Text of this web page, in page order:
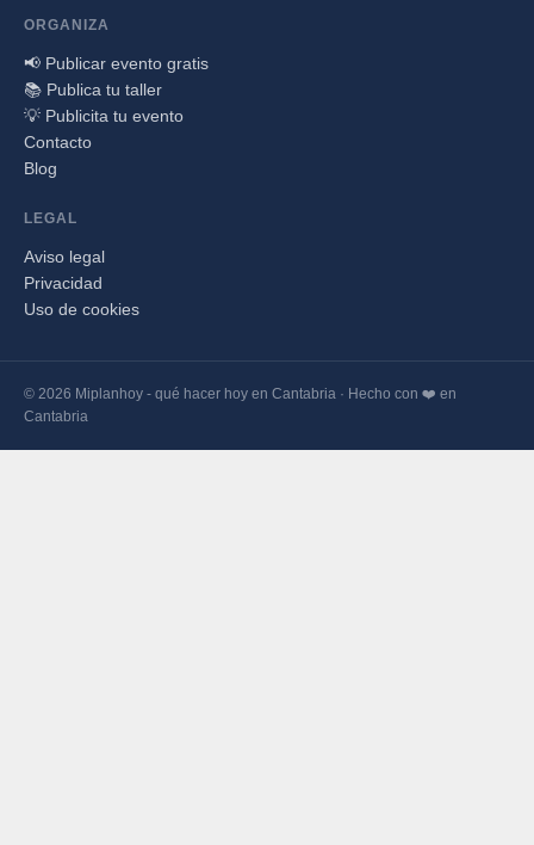
ORGANIZA
📢 Publicar evento gratis
📚 Publica tu taller
💡 Publicita tu evento
Contacto
Blog
LEGAL
Aviso legal
Privacidad
Uso de cookies
© 2026 Miplanhoy - qué hacer hoy en Cantabria · Hecho con ❤️ en
Cantabria